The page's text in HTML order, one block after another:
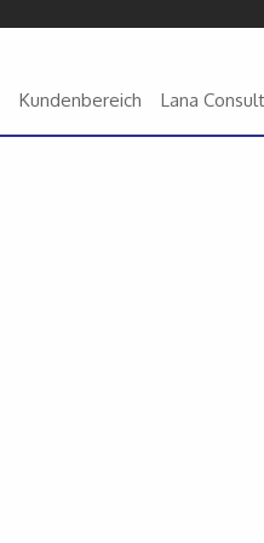
Kundenbereich Lana Consult